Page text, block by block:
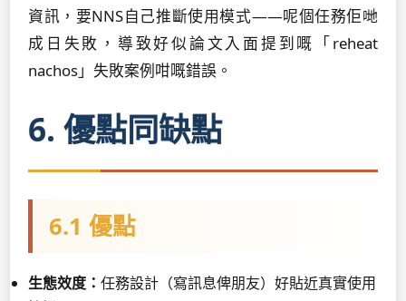
資訊，要NNS自己推斷使用模式——呢個任務佢哋
成日失敗，導致好似論文入面提到嘅「reheat
nachos」失敗案例咁嘅錯誤。
6. 優點同缺點
6.1 優點
生態效度： 任務設計（寫訊息俾朋友）好貼近真實使用